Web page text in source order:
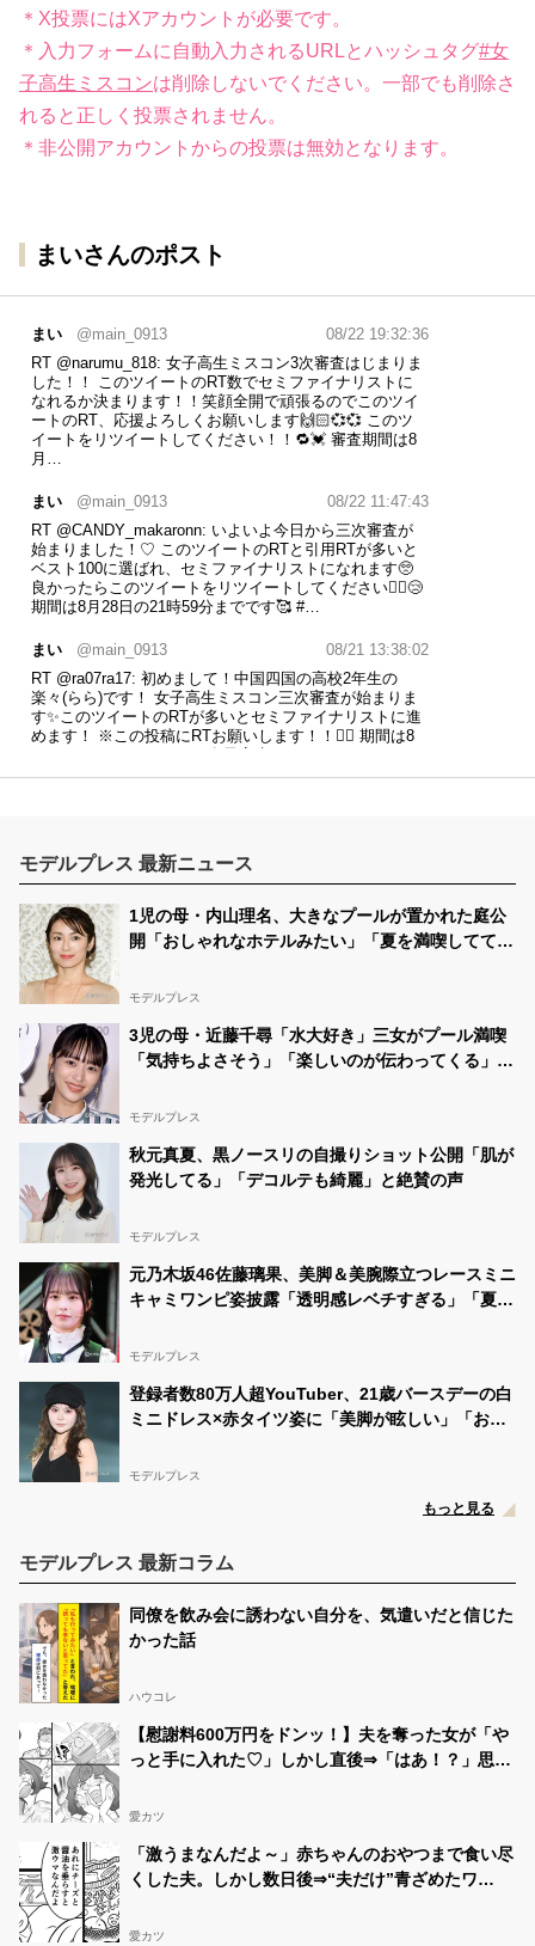
＊X投票にはXアカウントが必要です。
＊入力フォームに自動入力されるURLとハッシュタグ#女
子高生ミスコンは削除しないでください。一部でも削除さ
れると正しく投票されません。
＊非公開アカウントからの投票は無効となります。
まいさんのポスト
まい @main_0913
08/22 19:32:36
RT @narumu_818: 女子高生ミスコン3次審査はじまりま
した！！ このツイートのRT数でセミファイナリストに
なれるか決まります！！笑顔全開で頑張るのでこのツイ
ートのRT、応援よろしくお願いします🙌🏻💞💞 このツ
イートをリツイートしてください！！🔁💓 審査期間は8
月…
まい @main_0913
08/22 11:47:43
RT @CANDY_makaronn: いよいよ今日から三次審査が
始まりました！♡ このツイートのRTと引用RTが多いと
ベスト100に選ばれ、セミファイナリストになれます🥺
良かったらこのツイートをリツイートしてください🙇‍♂️😢
期間は8月28日の21時59分までです🥰 #…
まい @main_0913
08/21 13:38:02
RT @ra07ra17: 初めまして！中国四国の高校2年生の
楽々(らら)です！ 女子高生ミスコン三次審査が始まりま
す✨このツイートのRTが多いとセミファイナリストに進
めます！ ※この投稿にRTお願いします！！🙇‍♀️ 期間は8
止まった方、ぜひとも このツイートをリツイートしてく
ださい！ 応援よろしくお願いします🙏✨#女子高生ミス
コン #女子高生ミスコン2022 https://t.co/8fGrp9IQz2
モデルプレス 最新ニュース
1児の母・内山理名、大きなプールが置かれた庭公
開「おしゃれなホテルみたい」「夏を満喫してて素
モデルプレス
3児の母・近藤千尋「水大好き」三女がプール満喫
「気持ちよさそう」「楽しいのが伝わってくる」の
モデルプレス
秋元真夏、黒ノースリの自撮りショット公開「肌が
発光してる」「デコルテも綺麗」と絶賛の声
モデルプレス
元乃木坂46佐藤璃果、美脚＆美腕際立つレースミニ
キャミワンピ姿披露「透明感レベチすぎる」「夏の
モデルプレス
登録者数80万人超YouTuber、21歳バースデーの白
ミニドレス×赤タイツ姿に「美脚が眩しい」「おし
モデルプレス
もっと見る
モデルプレス 最新コラム
同僚を飲み会に誘わない自分を、気遣いだと信じた
かった話
ハウコレ
【慰謝料600万円をドンッ！】夫を奪った女が「や
っと手に入れた♡」しかし直後⇒「はあ！？」思い
愛カツ
「激うまなんだよ～」赤ちゃんのおやつまで食い尽
くした夫。しかし数日後⇒“夫だけ”青ざめたワ
愛カツ